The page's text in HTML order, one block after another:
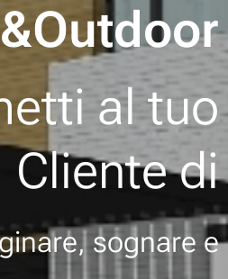
al tuo
Cliente di
sognare e